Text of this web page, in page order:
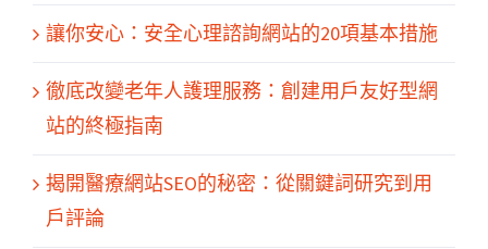
讓你安心：安全心理諮詢網站的20項基本措施
徹底改變老年人護理服務：創建用戶友好型網
站的終極指南
揭開醫療網站SEO的秘密：從關鍵詞研究到用
戶評論